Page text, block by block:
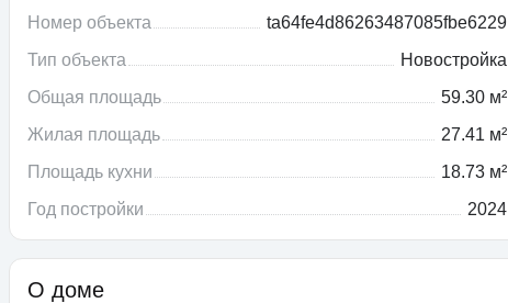
Номер объекта
ta64fe4d86263487085fbe6229
Тип объекта
Новостройка
Общая площадь
59.30 м²
Жилая площадь
27.41 м²
Площадь кухни
18.73 м²
Год постройки
2024
О доме